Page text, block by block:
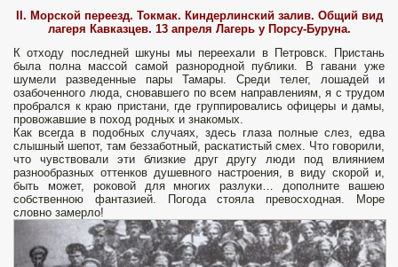
II. Морской переезд. Токмак. Киндерлинский залив. Общий вид
лагеря Кавказцев. 13 апреля Лагерь у Порсу-Буруна.
К отходу последней шкуны мы переехали в Петровск. Пристань
была полна массой самой разнородной публики. В гавани уже
шумели разведенные пары Тамары. Среди телег, лошадей и
озабоченного люда, сновавшего по всем направлениям, я с трудом
пробрался к краю пристани, где группировались офицеры и дамы,
провожавшие в поход родных и знакомых.
Как всегда в подобных случаях, здесь глаза полные слез, едва
слышный шепот, там беззаботный, раскатистый смех. Что говорили,
что чувствовали эти близкие друг другу люди под влиянием
разнообразных оттенков душевного настроения, в виду скорой и,
быть может, роковой для многих разлуки… дополните вашею
собственною фантазией. Погода стояла превосходная. Море
словно замерло!